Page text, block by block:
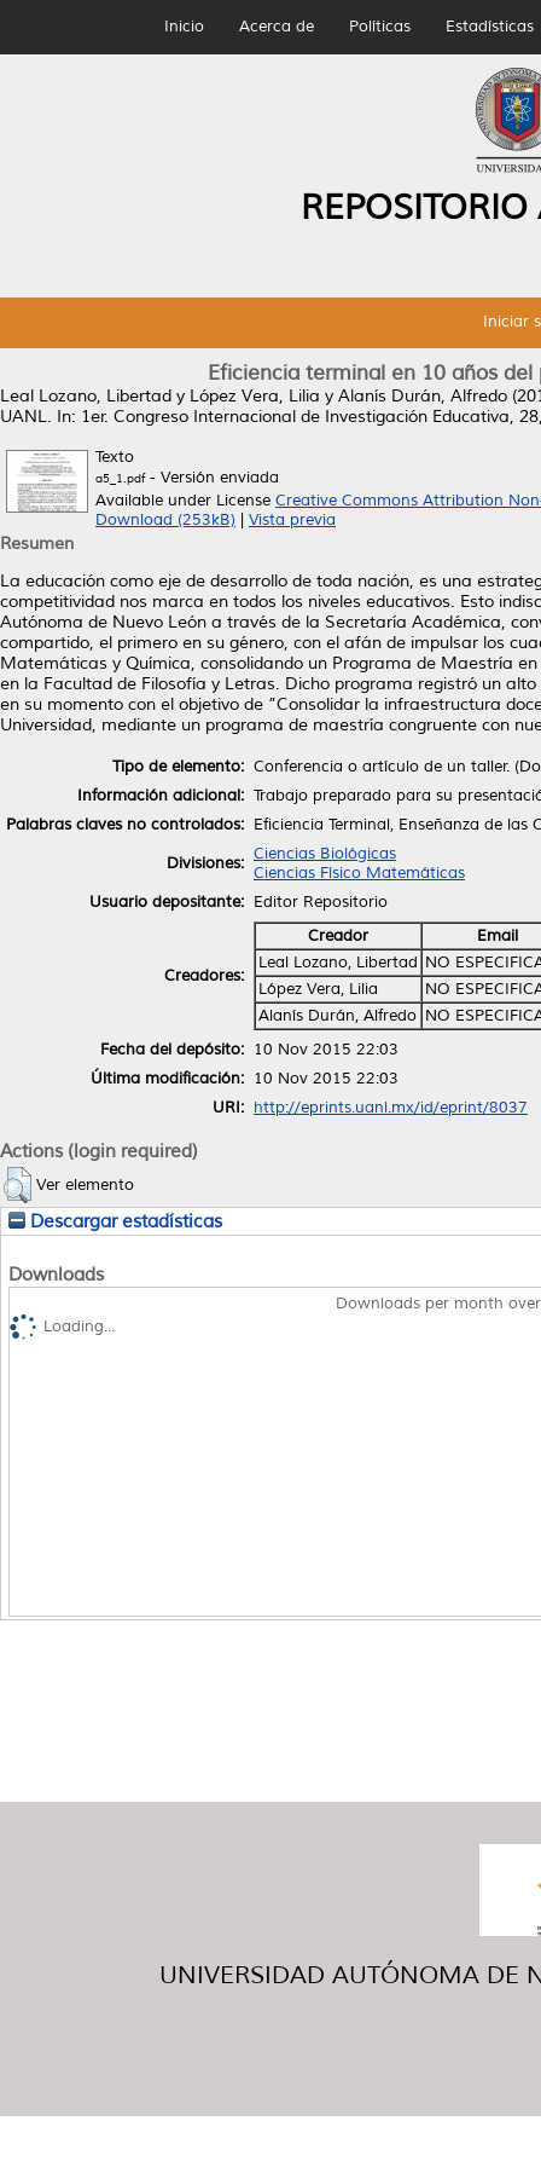
Inicio Acerca de Políticas Estadísticas
Iniciar
Eficiencia terminal en 10 años
Leal Lozano, Libertad y López Vera, Lilia y Alanís Durán, Alfredo
UANL. In: 1er. Congreso Internacional de Investigación Educativa,
Texto
a5_1.pdf- Versión enviada
Available under License Creative Commons Attribution
Download (253kB)
Vista previa
Resumen
La educación como eje de desarrollo de toda nación, es una
competitividad nos marca en todos los niveles educativos. Esto
Autónoma de Nuevo León a través de la Secretaría Académica,
compartido, el primero en su género, con el afán de impulsar los
Matemáticas y Química, consolidando un Programa de Maestría
en la Facultad de Filosofía y Letras. Dicho programa registró un
en su momento con el objetivo de ”Consolidar la infraestructura
Universidad, mediante un programa de maestría congruente con
Tipo de elemento: Conferencia o artículo de un taller.
Información adicional: Trabajo preparado para su
Palabras claves no controlados: Eficiencia Terminal, Enseñanza de las
Divisiones: Ciencias Biológicas
Ciencias Físico Matemáticas
Usuario depositante: Editor Repositorio
Creadores:
Creador
Email
Leal Lozano, Libertad NO
López Vera, Lilia
NO
Alanís Durán, Alfredo NO
Fecha del depósito: 10 Nov 2015 22:03
Última modificación: 10 Nov 2015 22:03
URI: http://eprints.uanl.mx/id/eprint/8037
Actions (login required)
Ver elemento
Descargar estadísticas
Downloads
Downloads per month
Loading...
UNIVERSIDAD AUTÓNOMA DE